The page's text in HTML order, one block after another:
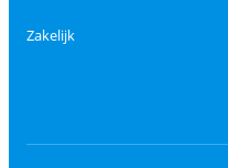
Zakelijk